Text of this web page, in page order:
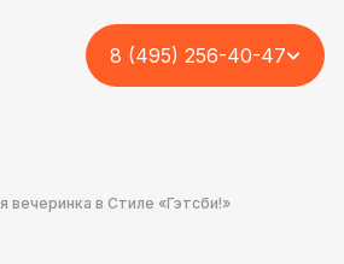
8 (495) 256-40-47
вечеринка в Стиле «Гэтсби!»